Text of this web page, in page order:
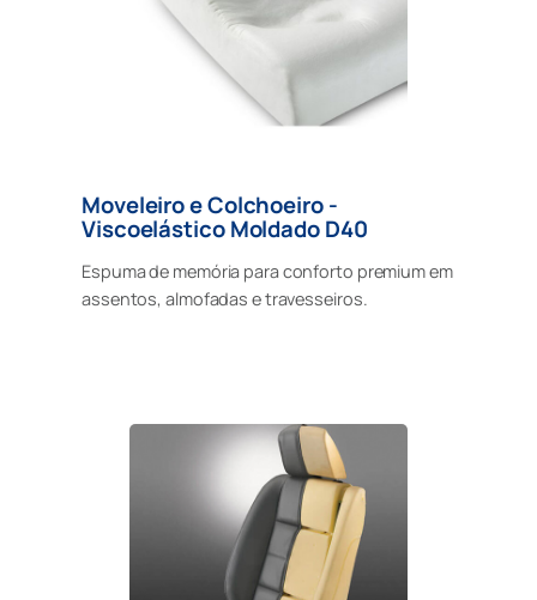
Moveleiro e Colchoeiro -
Viscoelástico Moldado D40
Espuma de memória para conforto premium em
assentos, almofadas e travesseiros.